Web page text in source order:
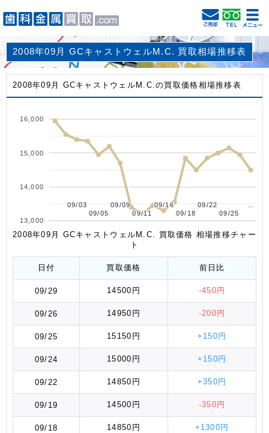
2008年09月 GCキャストウェルM.C. 買取相場推移表
2008年09月 GCキャストウェルM.C.の買取価格相場推移表
09/03
09/03
09/05
09/05
09/09
09/09
09/11
09/11
09/16
09/16
09/18
09/18
09/22
09/22
09/25
09/25
13,000
14,000
15,000
16,000
2008年09月 GCキャストウェルM.C. 買取価格 相場推移チャー
ト
日付 買取価格 前日比
09/29 14500円 -450円
09/26 14950円 -200円
09/25 15150円 +150円
09/24 15000円 +150円
09/22 14850円 +350円
09/19 14500円 -350円
09/18 14850円 +1300円